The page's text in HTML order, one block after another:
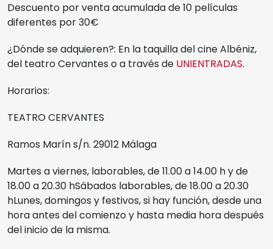
Sedes
Noviembre Fantasma
Ediciones Anteriores
Todas las actividades
Contenedor Cultural
Salón de Actos E.T.S.I.
Facultad de Ciencias
CONVOCATORIAS
PRENSA
Descuento por venta acumulada de 10 películas
diferentes por 30€
¿Dónde se adquieren?: En la taquilla del cine Albéniz,
del teatro Cervantes o a través de UNIENTRADAS.
Horarios:
TEATRO CERVANTES
Ramos Marín s/n. 29012 Málaga
Martes a viernes, laborables, de 11.00 a 14.00 h y de
18.00 a 20.30 hSábados laborables, de 18.00 a 20.30
hLunes, domingos y festivos, si hay función, desde una
hora antes del comienzo y hasta media hora después
del inicio de la misma.